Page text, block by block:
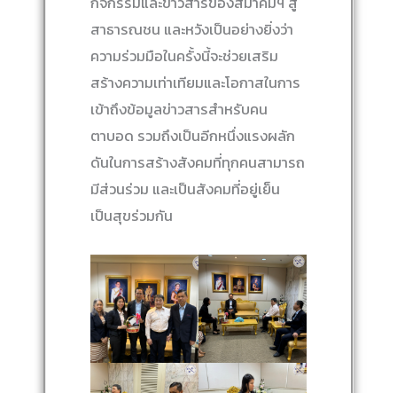
สาธารณชน และหวังเป็นอย่างยิ่งว่า
ความร่วมมือในครั้งนี้จะช่วยเสริม
สร้างความเท่าเทียมและโอกาสในการ
เข้าถึงข้อมูลข่าวสารสำหรับคน
ตาบอด รวมถึงเป็นอีกหนึ่งแรงผลัก
ดันในการสร้างสังคมที่ทุกคนสามารถ
มีส่วนร่วม และเป็นสังคมที่อยู่เย็น
เป็นสุขร่วมกัน